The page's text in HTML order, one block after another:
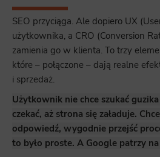
SEO przyciąga. Ale dopiero UX
użytkownika, a CRO (Conversion
zamienia go w klienta. To trzy
które – połączone – dają realne
i sprzedaż.
Użytkownik nie chce szukać
czekać, aż strona się załaduje.
odpowiedź, wygodnie przejść
to było proste. A Google patrzy na